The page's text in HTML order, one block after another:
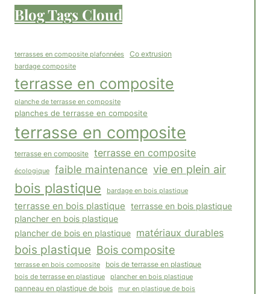
Blog Tags Cloud
terrasses en composite plafonnées Co extrusion
bardage composite
terrasse en composite
planche de terrasse en composite
planches de terrasse en composite
terrasse en composite
terrasse en composite terrasse en composite
écologique faible maintenance vie en plein air
bois plastique bardage en bois plastique
terrasse en bois plastique terrasse en bois plastique
plancher en bois plastique
plancher de bois en plastique
matériaux durables
bois plastique Bois composite
terrasse en bois composite bois de terrasse en plastique
bois de terrasse en plastique plancher en bois plastique
panneau en plastique de bois mur en plastique de bois